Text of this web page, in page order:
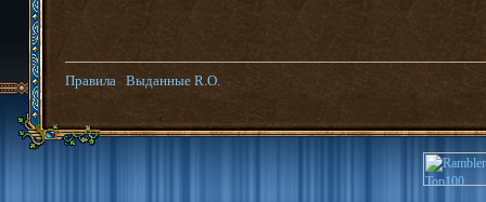
Правила Выданные R.O.